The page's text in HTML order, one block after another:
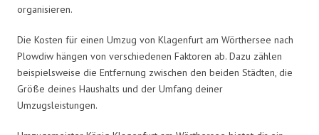
organisieren.
Die Kosten für einen Umzug von Klagenfurt am Wörthersee nach
Plowdiw hängen von verschiedenen Faktoren ab. Dazu zählen
beispielsweise die Entfernung zwischen den beiden Städten, die
Größe deines Haushalts und der Umfang deiner
Umzugsleistungen.